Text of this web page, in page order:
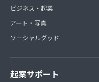
ビジネス・起業
アート・写真
ソーシャルグッド
起案サポート